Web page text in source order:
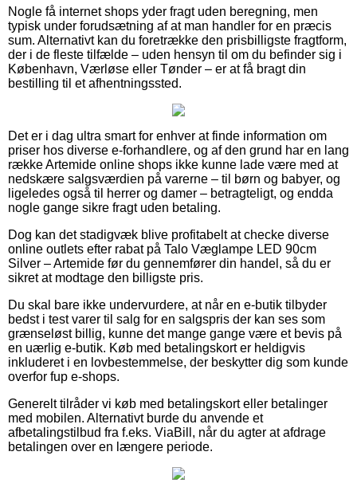
Nogle få internet shops yder fragt uden beregning, men
typisk under forudsætning af at man handler for en præcis
sum. Alternativt kan du foretrække den prisbilligste fragtform,
der i de fleste tilfælde – uden hensyn til om du befinder sig i
København, Værløse eller Tønder – er at få bragt din
bestilling til et afhentningssted.
Det er i dag ultra smart for enhver at finde information om
priser hos diverse e-forhandlere, og af den grund har en lang
række Artemide online shops ikke kunne lade være med at
nedskære salgsværdien på varerne – til børn og babyer, og
ligeledes også til herrer og damer – betragteligt, og endda
nogle gange sikre fragt uden betaling.
Dog kan det stadigvæk blive profitabelt at checke diverse
online outlets efter rabat på Talo Væglampe LED 90cm
Silver – Artemide før du gennemfører din handel, så du er
sikret at modtage den billigste pris.
Du skal bare ikke undervurdere, at når en e-butik tilbyder
bedst i test varer til salg for en salgspris der kan ses som
grænseløst billig, kunne det mange gange være et bevis på
en uærlig e-butik. Køb med betalingskort er heldigvis
inkluderet i en lovbestemmelse, der beskytter dig som kunde
overfor fup e-shops.
Generelt tilråder vi køb med betalingskort eller betalinger
med mobilen. Alternativt burde du anvende et
afbetalingstilbud fra f.eks. ViaBill, når du agter at afdrage
betalingen over en længere periode.